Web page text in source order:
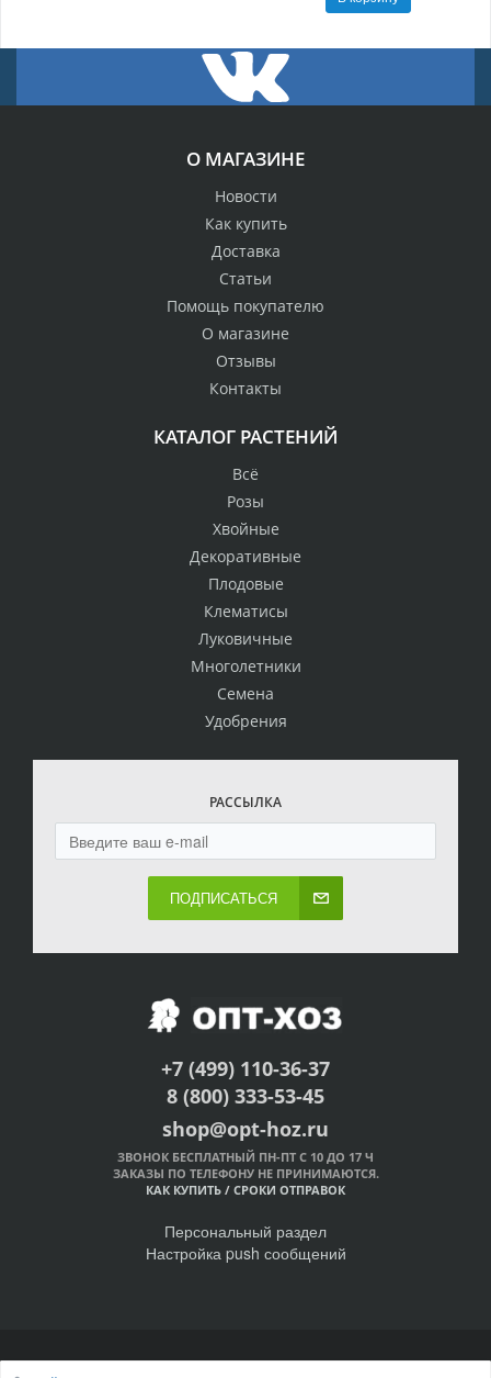
О МАГАЗИНЕ
Новости
Как купить
Доставка
Статьи
Помощь покупателю
О магазине
Отзывы
Контакты
КАТАЛОГ РАСТЕНИЙ
Всё
Розы
Хвойные
Декоративные
Плодовые
Клематисы
Луковичные
Многолетники
Семена
Удобрения
РАССЫЛКА
ПОДПИСАТЬСЯ
+7 (499) 110-36-37
8 (800) 333-53-45
shop@opt-hoz.ru
ЗВОНОК БЕСПЛАТНЫЙ ПН-ПТ С 10 ДО 17 Ч
ЗАКАЗЫ ПО ТЕЛЕФОНУ НЕ ПРИНИМАЮТСЯ.
КАК КУПИТЬ / СРОКИ ОТПРАВОК
Персональный раздел
Настройка push сообщений
© Интернет-магазин ОПТ-ХОЗ, 2011-2026